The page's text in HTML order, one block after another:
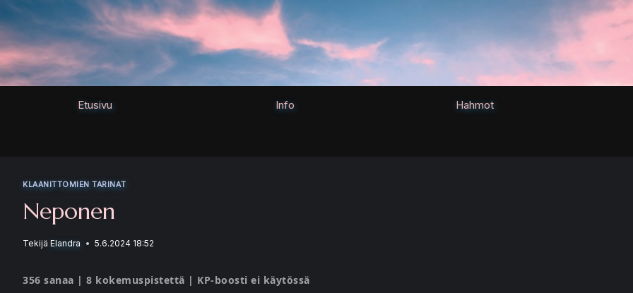
Siirry
sisältöön
Etusivu Info Hahmot
KLAANITTOMIEN TARINAT
Neponen
Tekijä Elandra 5.6.2024 18:52
356 sanaa | 8 kokemuspistettä | KP-boosti ei käytössä